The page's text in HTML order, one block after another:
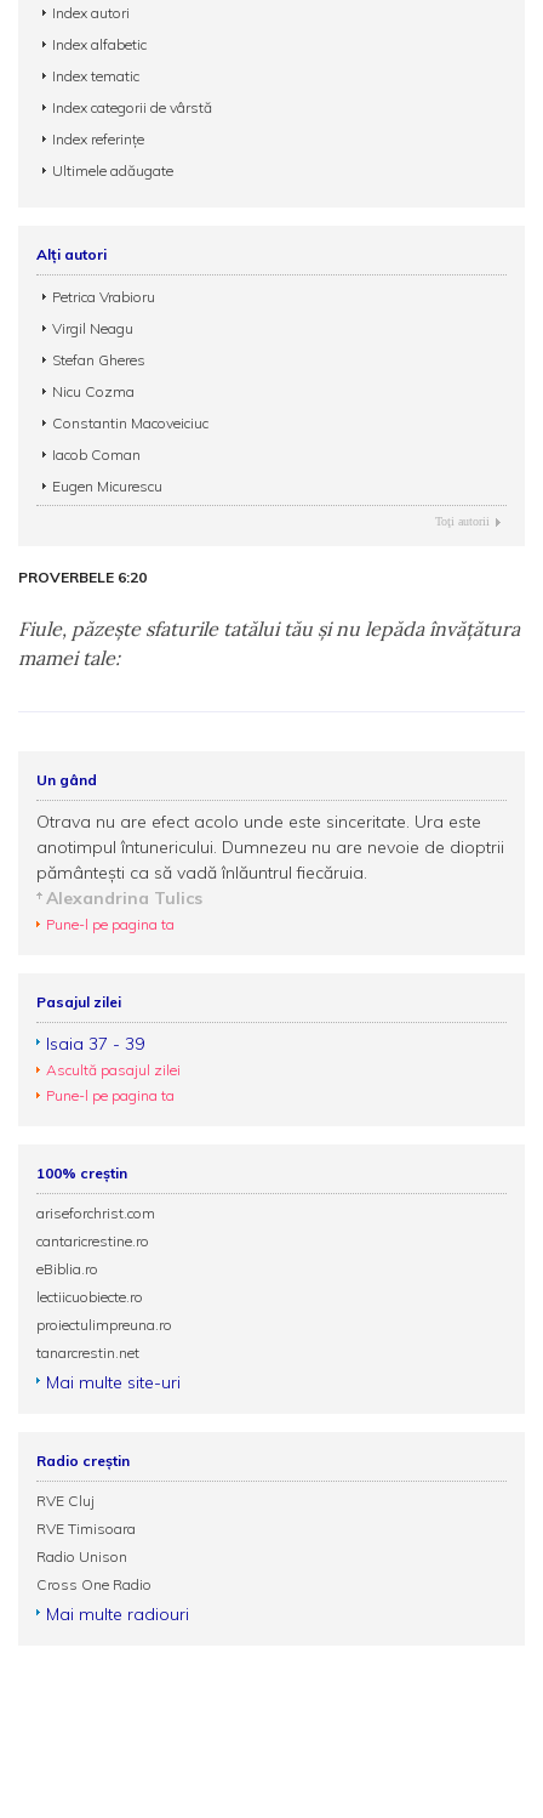
Index autori
Index alfabetic
Index tematic
Index categorii de vârstă
Index referințe
Ultimele adăugate
Alți autori
Petrica Vrabioru
Virgil Neagu
Stefan Gheres
Nicu Cozma
Constantin Macoveiciuc
Iacob Coman
Eugen Micurescu
Toţi autorii
PROVERBELE 6:20
Fiule, păzeşte sfaturile tatălui tău şi nu lepăda învăţătura
mamei tale:
Un gând
Otrava nu are efect acolo unde este sinceritate. Ura este
anotimpul întunericului. Dumnezeu nu are nevoie de dioptrii
pământești ca să vadă înlăuntrul fiecăruia.
Alexandrina Tulics
Pune-l pe pagina ta
Pasajul zilei
Isaia 37 - 39
Ascultă pasajul zilei
Pune-l pe pagina ta
100% creștin
ariseforchrist.com
cantaricrestine.ro
eBiblia.ro
lectiicuobiecte.ro
proiectulimpreuna.ro
tanarcrestin.net
Mai multe site-uri
Radio creștin
RVE Cluj
RVE Timisoara
Radio Unison
Cross One Radio
Mai multe radiouri